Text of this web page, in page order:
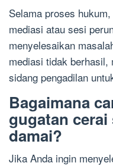
Selama proses
mediasi atau sesi
menyelesaikan
mediasi tidak
sidang pengadilan
Bagaimana
gugatan
damai?
Jika Anda ingin